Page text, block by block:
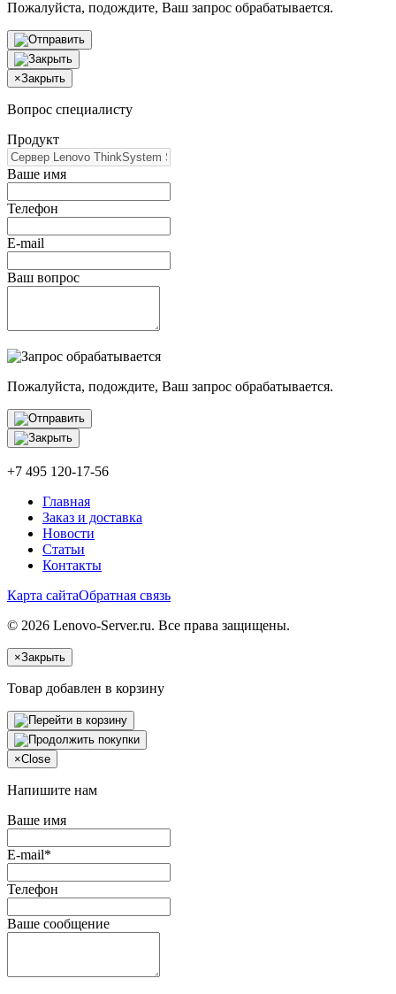
Пожалуйста, подождите, Ваш запрос обрабатывается.
×Закрыть
Вопрос специалисту
Продукт
Ваше имя
Телефон
E-mail
Ваш вопрос
Пожалуйста, подождите, Ваш запрос обрабатывается.
+7 495 120-17-56
Главная
Заказ и доставка
Новости
Статьи
Контакты
Карта сайтаОбратная связь
© 2026 Lenovo-Server.ru. Все права защищены.
×Закрыть
Товар добавлен в корзину
×Close
Напишите нам
Ваше имя
E-mail*
Телефон
Ваше сообщение